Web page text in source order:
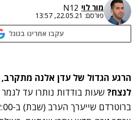
מור לוי N12
פורסם: 22.05.21, 13:57
עקבו אחרינו בגוגל
נתקלנו בבעיה
הרגע הגדול של עדן אלנה מתקרב,
לנצח?